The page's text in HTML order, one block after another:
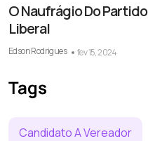
O Naufrágio Do Partido
Liberal
Edson Rodrigues fev 15, 2024
Tags
Candidato A Vereador